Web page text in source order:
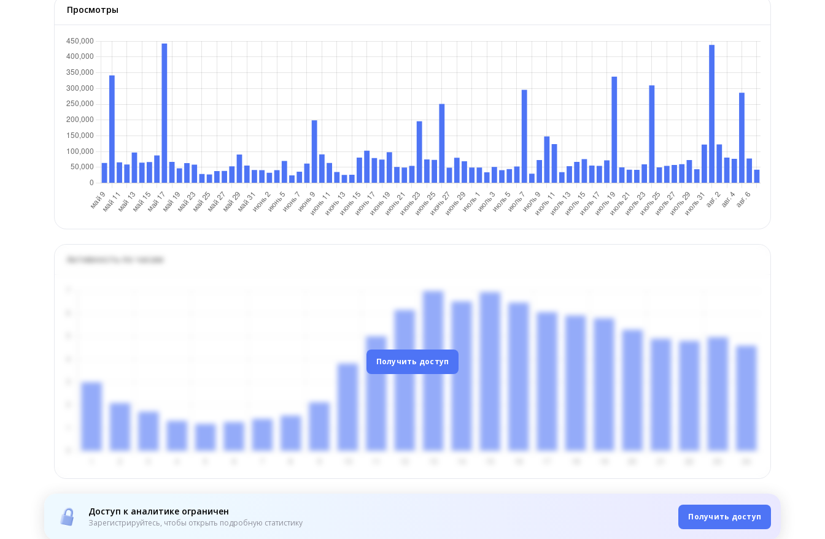
Просмотры
Активность по часам
Получить доступ
Доступ к аналитике ограничен
Зарегистрируйтесь, чтобы открыть подробную статистику
Получить доступ